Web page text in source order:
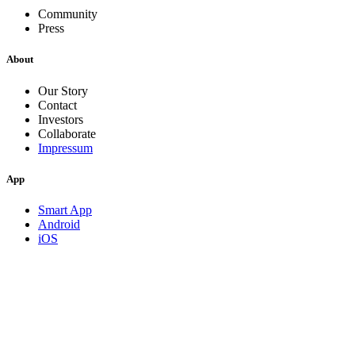
Community
Press
About
Our Story
Contact
Investors
Collaborate
Impressum
App
Smart App
Android
iOS